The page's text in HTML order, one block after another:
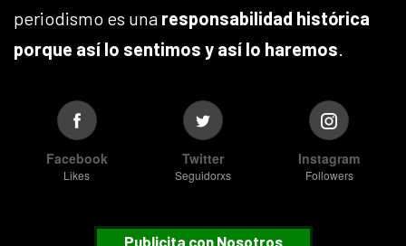
periodismo es una responsabilidad histórica
porque así lo sentimos y así lo haremos.
Facebook
Likes
Twitter
Seguidorxs
Instagram
Followers
Publicita con Nosotros